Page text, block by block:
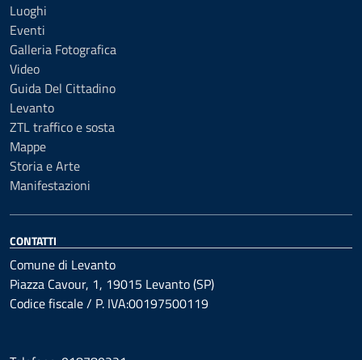
Luoghi
Eventi
Galleria Fotografica
Video
Guida Del Cittadino
Levanto
ZTL traffico e sosta
Mappe
Storia e Arte
Manifestazioni
CONTATTI
Comune di Levanto
Piazza Cavour, 1, 19015 Levanto (SP)
Codice fiscale / P. IVA:00197500119